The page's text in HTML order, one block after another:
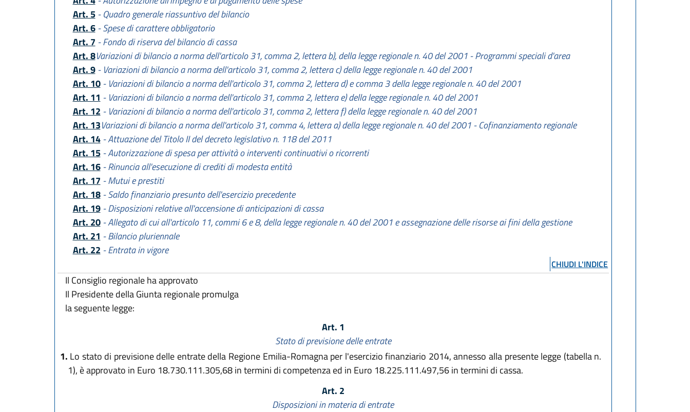
Art. 5- Quadro generale riassuntivo del bilancio
Art. 6- Spese di carattere obbligatorio
Art. 7 - Fondo di riserva del bilancio di cassa
Art. 8Variazioni di bilancio a norma dell'articolo 31, comma 2, lettera b), della legge regionale n. 40 del 2001 - Programmi speciali d'area
Art. 9- Variazioni di bilancio a norma dell'articolo 31, comma 2, lettera c) della legge regionale n. 40 del 2001
Art. 10- Variazioni di bilancio a norma dell'articolo 31, comma 2, lettera d) e comma 3 della legge regionale n. 40 del 2001
Art. 11 - Variazioni di bilancio a norma dell'articolo 31, comma 2, lettera e) della legge regionale n. 40 del 2001
Art. 12 - Variazioni di bilancio a norma dell'articolo 31, comma 2, lettera f) della legge regionale n. 40 del 2001
Art. 13Variazioni di bilancio a norma dell'articolo 31, comma 4, lettera a) della legge regionale n. 40 del 2001 - Cofinanziamento regionale
Art. 14- Attuazione del Titolo II del decreto legislativo n. 118 del 2011
Art. 15- Autorizzazione di spesa per attività o interventi continuativi o ricorrenti
Art. 16- Rinuncia all'esecuzione di crediti di modesta entità
Art. 17 - Mutui e prestiti
Art. 18- Saldo finanziario presunto dell'esercizio precedente
Art. 19- Disposizioni relative all'accensione di anticipazioni di cassa
Art. 20- Allegato di cui all'articolo 11, commi 6 e 8, della legge regionale n. 40 del 2001 e assegnazione delle risorse ai fini della gestione
Art. 21 - Bilancio pluriennale
Art. 22 - Entrata in vigore
CHIUDI L'INDICE
Il Consiglio regionale ha approvato
Il Presidente della Giunta regionale promulga
la seguente legge:
Art. 1
Stato di previsione delle entrate
1. Lo stato di previsione delle entrate della Regione Emilia-Romagna per l'esercizio finanziario 2014, annesso alla presente legge (tabella n.
1), è approvato in Euro 18.730.111.305,68 in termini di competenza ed in Euro 18.225.111.497,56 in termini di cassa.
Art. 2
Disposizioni in materia di entrate